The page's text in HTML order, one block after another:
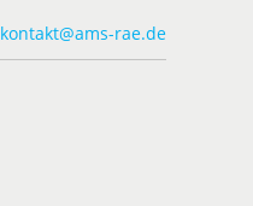
kontakt@ams-rae.de